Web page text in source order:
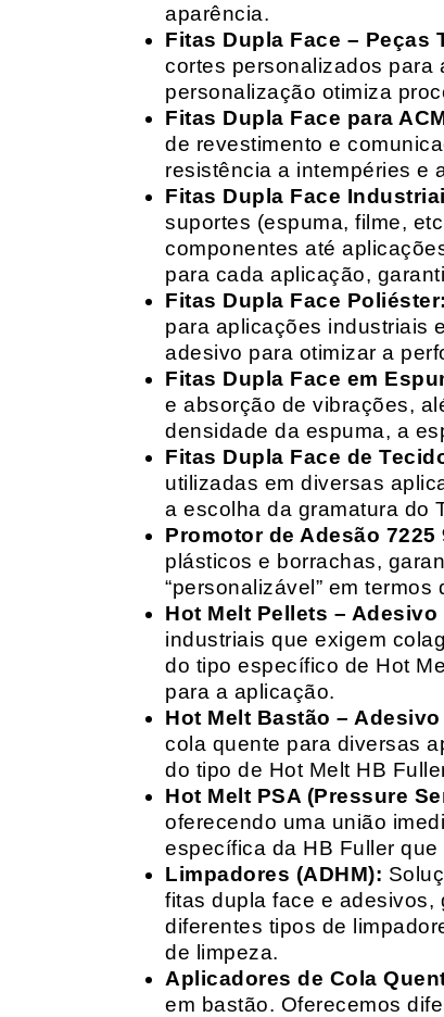
aparência.
Fitas Dupla Face – Peças
cortes personalizados para
personalização otimiza
Fitas Dupla Face para
de revestimento e
resistência a intempéries e
Fitas Dupla Face
suportes (espuma, filme,
componentes até
para cada aplicação,
Fitas Dupla Face Poliéster:
para aplicações industriais
adesivo para otimizar a
Fitas Dupla Face em
e absorção de vibrações,
densidade da espuma, a
Fitas Dupla Face de
utilizadas em diversas
a escolha da gramatura do
Promotor de Adesão 7225
plásticos e borrachas,
“personalizável” em
Hot Melt Pellets – Adesivo
industriais que exigem
do tipo específico de Hot
para a aplicação.
Hot Melt Bastão –
cola quente para diversas
do tipo de Hot Melt HB
Hot Melt PSA (Pressure
oferecendo uma união
específica da HB Fuller
Limpadores (ADHM):
fitas dupla face e adesivos,
diferentes tipos de
de limpeza.
Aplicadores de Cola
em bastão. Oferecemos